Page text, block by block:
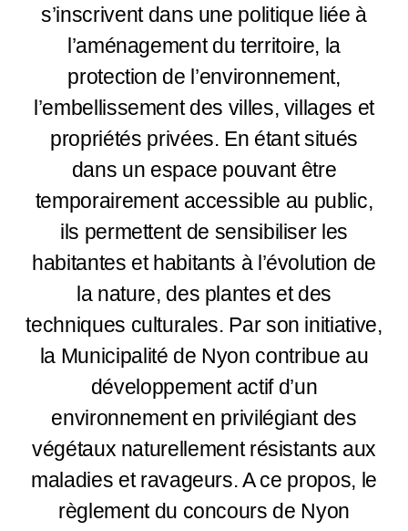
s’inscrivent dans une politique liée à
l’aménagement du territoire, la
protection de l’environnement,
l’embellissement des villes, villages et
propriétés privées. En étant situés
dans un espace pouvant être
temporairement accessible au public,
ils permettent de sensibiliser les
habitantes et habitants à l’évolution de
la nature, des plantes et des
techniques culturales. Par son initiative,
la Municipalité de Nyon contribue au
développement actif d’un
environnement en privilégiant des
végétaux naturellement résistants aux
maladies et ravageurs. A ce propos, le
règlement du concours de Nyon